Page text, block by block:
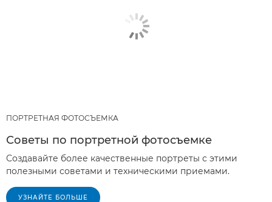
ПОРТРЕТНАЯ ФОТОСЪЕМКА
Советы по портретной фотосъемке
Создавайте более качественные портреты с этими
полезными советами и техническими приемами.
УЗНАЙТЕ БОЛЬШЕ